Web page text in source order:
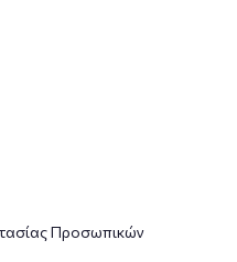
Προσωπικών